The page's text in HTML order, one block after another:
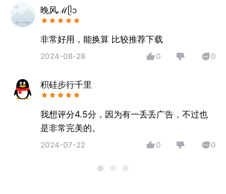
晚风ℳᥫᩣ
非常好用，能换算 比较推荐下载
2024-08-28 0 0
积硅步行千里
我想评分4.5分，因为有一丢丢广告，不过也
是非常完美的。
2024-07-22 0 0